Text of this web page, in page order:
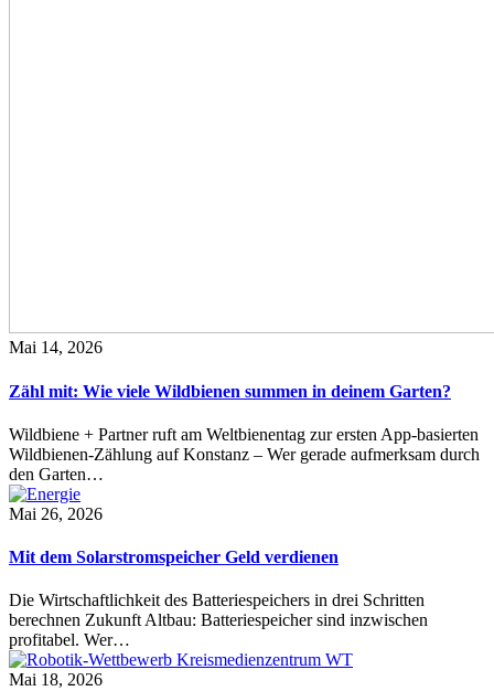
Mai 14, 2026
Zähl mit: Wie viele Wildbienen summen in deinem Garten?
Wildbiene + Partner ruft am Weltbienentag zur ersten App-basierten
Wildbienen-Zählung auf Konstanz – Wer gerade aufmerksam durch
den Garten…
Mai 26, 2026
Mit dem Solarstromspeicher Geld verdienen
Die Wirtschaftlichkeit des Batteriespeichers in drei Schritten
berechnen Zukunft Altbau: Batteriespeicher sind inzwischen
profitabel. Wer…
Mai 18, 2026